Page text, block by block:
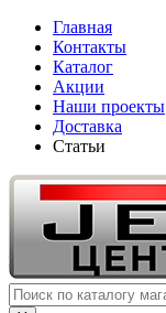
Главная
Контакты
Каталог
Акции
Наши проекты
Доставка
Статьи